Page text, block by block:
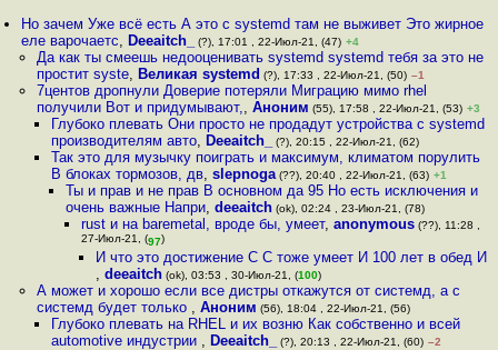
Но зачем Уже всё есть А это с systemd там не выживет Это жирное
еле варочаетс, Deeaitch_ (?), 17:01 , 22-Июл-21, (47) +4
Да как ты смеешь недооценивать systemd systemd тебя за это не
простит syste, Великая systemd (?), 17:33 , 22-Июл-21, (50) –1
7центов дропнули Доверие потеряли Миграцию мимо rhel
получили Вот и придумывают,, Аноним (55), 17:58 , 22-Июл-21, (53) +3
Глубоко плевать Они просто не продадут устройства с systemd
производителям авто, Deeaitch_ (?), 20:15 , 22-Июл-21, (62)
Так это для музычку поиграть и максимум, климатом порулить
В блоках тормозов, дв, slepnoga(??), 20:40 , 22-Июл-21, (63) +1
Ты и прав и не прав В основном да 95 Но есть исключения и
очень важные Напри,deeaitch (ok), 02:24 , 23-Июл-21, (78)
rust и на baremetal, вроде бы, умеет, anonymous(??), 11:28 ,
27-Июл-21, (97)
И что это достижение C C тоже умеет И 100 лет в обед И
, deeaitch(ok), 03:53 , 30-Июл-21, (100)
А может и хорошо если все дистры откажутся от системд, а с
системд будет только , Аноним (56), 18:04 , 22-Июл-21, (56)
Глубоко плевать на RHEL и их возню Как собственно и всей
automotive индустрии , Deeaitch_ (?), 20:13 , 22-Июл-21, (60) –2